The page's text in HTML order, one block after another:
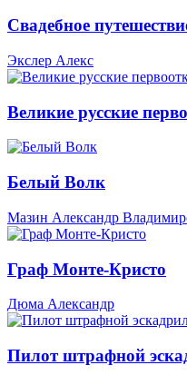
Свадебное
Экслер Алекс
Великие русские
Белый Волк
Мазин Александр
Граф Монте-Кристо
Дюма Александр
Пилот штрафной